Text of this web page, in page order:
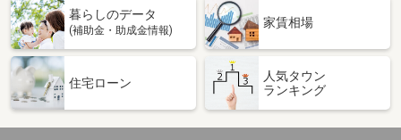
土地面積
273.44m²
和歌山県紀の川市貴志川町西山
住 所
和歌山県紀の川市貴志川町西山
建物面積 61.56m²
暮らしのデータ
(補助金・助成金情報)
家賃相場
住宅ローン
人気タウン
ランキング